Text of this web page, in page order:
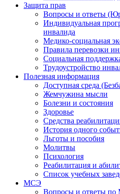
Защита прав
Вопросы и ответы
Индивидуальная
инвалида
Медико-социальная
Правила перевозки
Социальная
Трудоустройство
Полезная информация
Доступная среда
Жемчужина мысли
Болезни и состояния
Здоровье
Средства
История одного
Льготы и пособия
Молитвы
Психология
Реабилитация и
Список учебных
МСЭ
Вопросы и ответы